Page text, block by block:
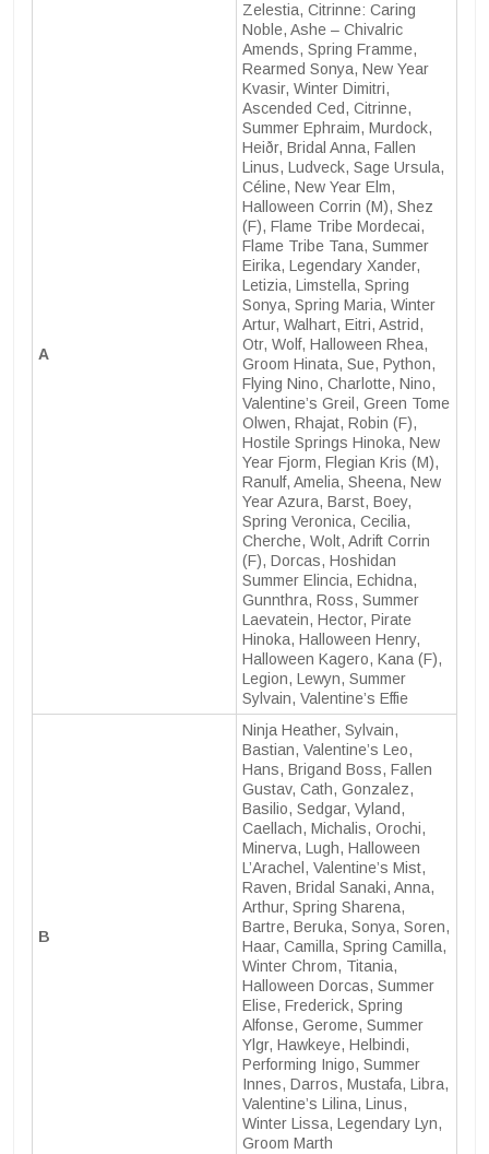
A
Zelestia, Citrinne: Caring
Noble, Ashe – Chivalric
Amends, Spring Framme,
Rearmed Sonya, New Year
Kvasir, Winter Dimitri,
Ascended Ced, Citrinne,
Summer Ephraim, Murdock,
Heiðr, Bridal Anna, Fallen
Linus, Ludveck, Sage Ursula,
Céline, New Year Elm,
Halloween Corrin (M), Shez
(F), Flame Tribe Mordecai,
Flame Tribe Tana, Summer
Eirika, Legendary Xander,
Letizia, Limstella, Spring
Sonya, Spring Maria, Winter
Artur, Walhart, Eitri, Astrid,
Otr, Wolf, Halloween Rhea,
Groom Hinata, Sue, Python,
Flying Nino, Charlotte, Nino,
Valentine’s Greil, Green Tome
Olwen, Rhajat, Robin (F),
Hostile Springs Hinoka, New
Year Fjorm, Flegian Kris (M),
Ranulf, Amelia, Sheena, New
Year Azura, Barst, Boey,
Spring Veronica, Cecilia,
Cherche, Wolt, Adrift Corrin
(F), Dorcas, Hoshidan
Summer Elincia, Echidna,
Gunnthra, Ross, Summer
Laevatein, Hector, Pirate
Hinoka, Halloween Henry,
Halloween Kagero, Kana (F),
Legion, Lewyn, Summer
Sylvain, Valentine’s Effie
B
Ninja Heather, Sylvain,
Bastian, Valentine’s Leo,
Hans, Brigand Boss, Fallen
Gustav, Cath, Gonzalez,
Basilio, Sedgar, Vyland,
Caellach, Michalis, Orochi,
Minerva, Lugh, Halloween
L’Arachel, Valentine’s Mist,
Raven, Bridal Sanaki, Anna,
Arthur, Spring Sharena,
Bartre, Beruka, Sonya, Soren,
Haar, Camilla, Spring Camilla,
Winter Chrom, Titania,
Halloween Dorcas, Summer
Elise, Frederick, Spring
Alfonse, Gerome, Summer
Ylgr, Hawkeye, Helbindi,
Performing Inigo, Summer
Innes, Darros, Mustafa, Libra,
Valentine’s Lilina, Linus,
Winter Lissa, Legendary Lyn,
Groom Marth